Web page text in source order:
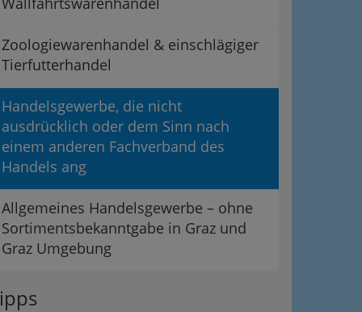
Zoologiewarenhandel & einschlägiger
Tierfutterhandel
Handelsgewerbe, die nicht
ausdrücklich oder dem Sinn nach
einem anderen Fachverband des
Handels ang
Allgemeines Handelsgewerbe – ohne
Sortimentsbekanntgabe in Graz und
Graz Umgebung